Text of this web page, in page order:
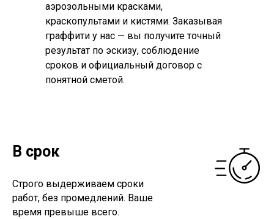
аэрозольными красками,
краскопультами и кистями. Заказывая
граффити у нас — вы получите точный
результат по эскизу, соблюдение
сроков и официальный договор с
понятной сметой.
В срок
Строго выдерживаем сроки
работ, без промедлений. Ваше
время превыше всего.